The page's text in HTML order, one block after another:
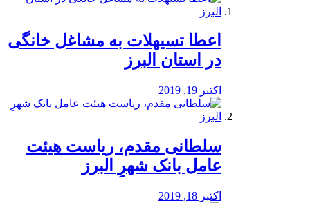
️اعطا تسیهلات به مشاغل خانگی
در استان البرز
اکتبر 19, 2019
سلطانی مقدم، ریاست هیئت
عامل بانک شهرِ البرز
اکتبر 18, 2019